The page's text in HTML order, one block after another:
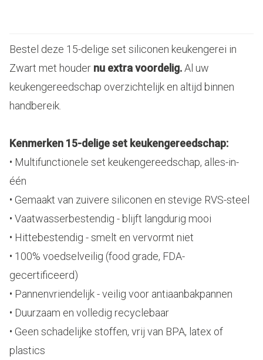
Bestel deze 15-delige set siliconen keukengerei in
Zwart met houder nu extra voordelig.Al uw
keukengereedschap overzichtelijk en altijd binnen
handbereik.
Kenmerken 15-delige set keukengereedschap:
• Multifunctionele set keukengereedschap, alles-in-
één
• Gemaakt van zuivere siliconen en stevige RVS-steel
• Vaatwasserbestendig - blijft langdurig mooi
• Hittebestendig - smelt en vervormt niet
• 100% voedselveilig (food grade, FDA-
gecertificeerd)
• Pannenvriendelijk - veilig voor antiaanbakpannen
• Duurzaam en volledig recyclebaar
• Geen schadelijke stoffen, vrij van BPA, latex of
plastics